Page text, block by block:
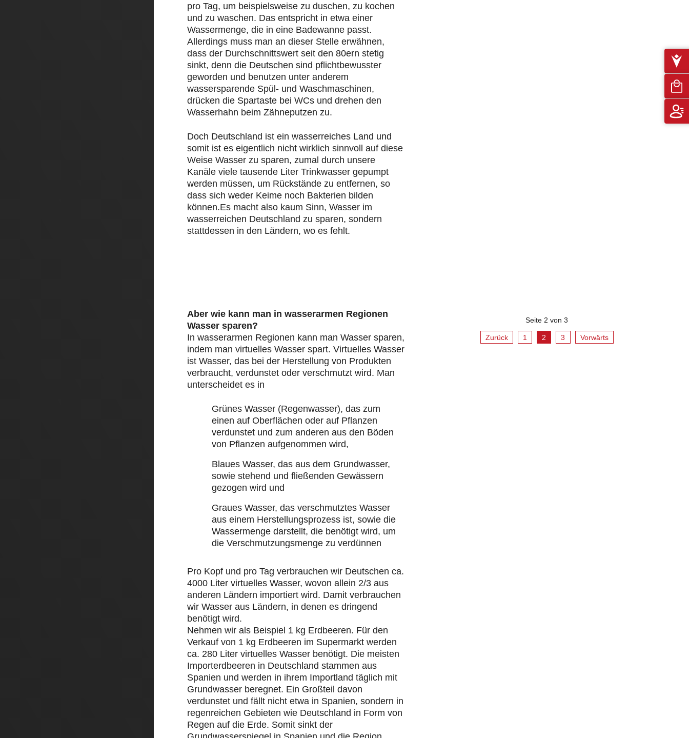
pro Tag, um beispielsweise zu duschen, zu kochen
und zu waschen. Das entspricht in etwa einer
Wassermenge, die in eine Badewanne passt.
Allerdings muss man an dieser Stelle erwähnen,
dass der Durchschnittswert seit den 80ern stetig
sinkt, denn die Deutschen sind pflichtbewusster
geworden und benutzen unter anderem
wassersparende Spül- und Waschmaschinen,
drücken die Spartaste bei WCs und drehen den
Wasserhahn beim Zähneputzen zu.
Doch Deutschland ist ein wasserreiches Land und
somit ist es eigentlich nicht wirklich sinnvoll auf diese
Weise Wasser zu sparen, zumal durch unsere
Kanäle viele tausende Liter Trinkwasser gepumpt
werden müssen, um Rückstände zu entfernen, so
dass sich weder Keime noch Bakterien bilden
können.Es macht also kaum Sinn, Wasser im
wasserreichen Deutschland zu sparen, sondern
stattdessen in den Ländern, wo es fehlt.
Aber wie kann man in wasserarmen Regionen
Wasser sparen?
In wasserarmen Regionen kann man Wasser sparen,
indem man virtuelles Wasser spart. Virtuelles Wasser
ist Wasser, das bei der Herstellung von Produkten
verbraucht, verdunstet oder verschmutzt wird. Man
unterscheidet es in
Grünes Wasser (Regenwasser), das zum
einen auf Oberflächen oder auf Pflanzen
verdunstet und zum anderen aus den Böden
von Pflanzen aufgenommen wird,
Blaues Wasser, das aus dem Grundwasser,
sowie stehend und fließenden Gewässern
gezogen wird und
Graues Wasser, das verschmutztes Wasser
aus einem Herstellungsprozess ist, sowie die
Wassermenge darstellt, die benötigt wird, um
die Verschmutzungsmenge zu verdünnen
Pro Kopf und pro Tag verbrauchen wir Deutschen ca.
4000 Liter virtuelles Wasser, wovon allein 2/3 aus
anderen Ländern importiert wird. Damit verbrauchen
wir Wasser aus Ländern, in denen es dringend
benötigt wird.
Nehmen wir als Beispiel 1 kg Erdbeeren. Für den
Verkauf von 1 kg Erdbeeren im Supermarkt werden
ca. 280 Liter virtuelles Wasser benötigt. Die meisten
Importerdbeeren in Deutschland stammen aus
Spanien und werden in ihrem Importland täglich mit
Grundwasser beregnet. Ein Großteil davon
verdunstet und fällt nicht etwa in Spanien, sondern in
regenreichen Gebieten wie Deutschland in Form von
Regen auf die Erde. Somit sinkt der
Seite 2 von 3
Zurück 1 2 3 Vorwärts